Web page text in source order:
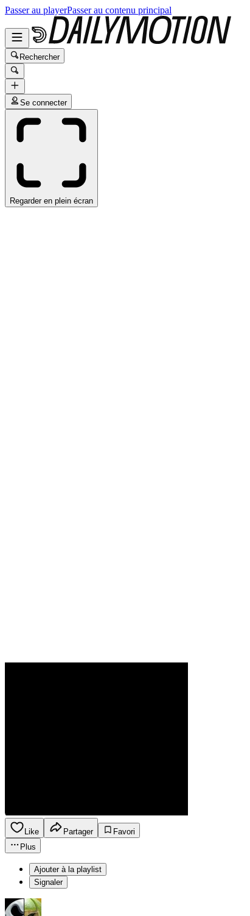
Passer au playerPasser au contenu principal
Rechercher
Se connecter
Regarder en plein écran
Like Partager
Favori
Plus
Ajouter à la playlist
Signaler